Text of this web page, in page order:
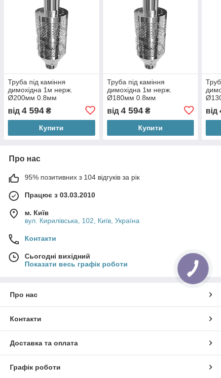
Труба під каміння
димохідна 1м нерж.
Ø200мм 0.8мм
від 4 594 ₴
Купити
Труба під каміння
димохідна 1м нерж.
Ø180мм 0.8мм
від 4 594₴
Купити
від
Про нас
95% позитивних з 104 відгуків за рік
Працює з 03.03.2010
м. Київ
вул. Кирилівська, 102, Київ, Україна
Контакти
Сьогодні вихідний
Показати весь графік роботи
Про нас
Контакти
Доставка та оплата
Графік роботи